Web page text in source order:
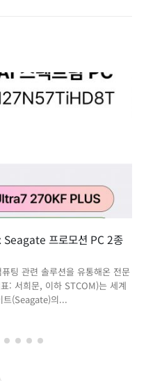
Seagate 프로모션 PC 2종
팅 관련 솔루션을 유통해온 전문
: 서희문, 이하 STCOM)는 세계
트(Seagate)의...